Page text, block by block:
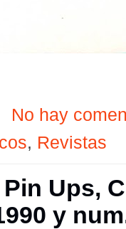
No hay
, Revistas
Ups,
y